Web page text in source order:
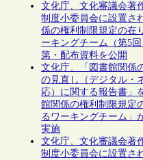
文化庁、文化審議会著
制度小委員会に設置さ
係の権利制限規定の在
ーキングチーム（第5
第・配布資料を公開
文化庁、「図書館関係
の見直し（デジタル・
応）に関する報告書」
館関係の権利制限規定
るワーキングチーム」
実施
文化庁、文化審議会著
制度小委員会に設置さ